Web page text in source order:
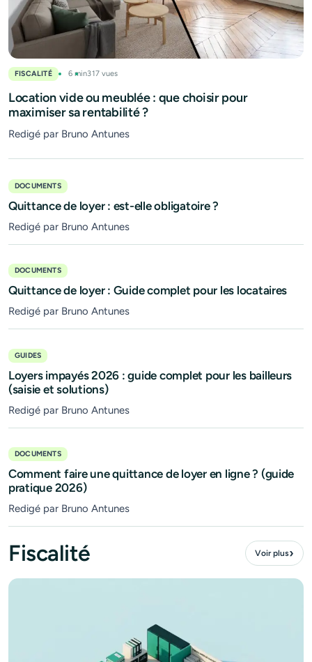
FISCALITÉ 6 min317 vues
Location vide ou meublée : que choisir pour
maximiser sa rentabilité ?
Redigé par Bruno Antunes
Quittance de loyer : est-elle obligatoire ?
Redigé par Bruno Antunes
Quittance de loyer : Guide complet pour les locataires
Redigé par Bruno Antunes
Loyers impayés 2026 : guide complet pour les bailleurs
(saisie et solutions)
Redigé par Bruno Antunes
Comment faire une quittance de loyer en ligne ? (guide
pratique 2026)
Redigé par Bruno Antunes
Fiscalité Voir plus›